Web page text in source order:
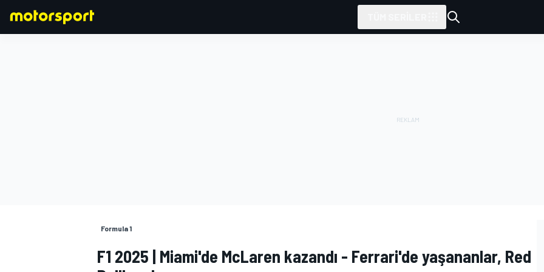
Formula 1
F1 2025 | Miami'de McLaren kazandı - Ferrari'de yaşananlar, Red